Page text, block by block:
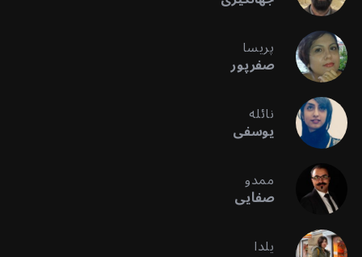
پریسا
صفرپور
نائله
یوسفی
ممدو
صفایی
یلدا